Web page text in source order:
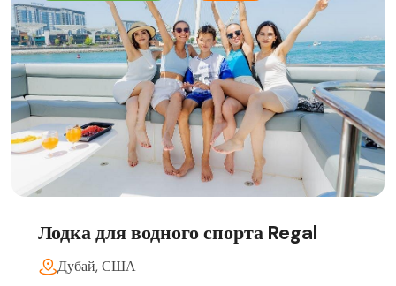
Лодка для водного спорта Regal
Дубай, США